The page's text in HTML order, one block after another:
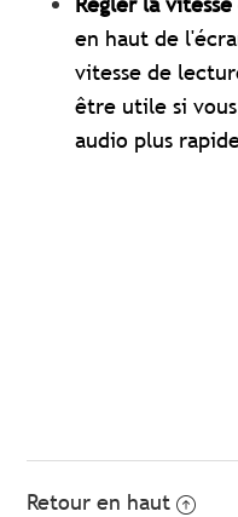
en haut de
vitesse de
être utile si
audio plus
Retour en haut